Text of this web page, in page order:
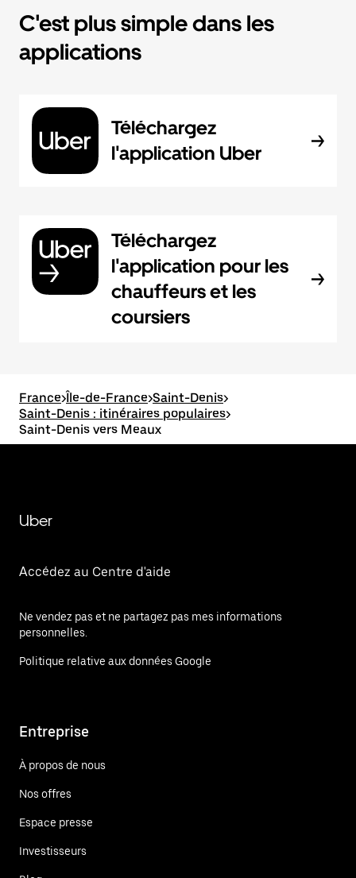
C'est plus simple dans les
applications
Téléchargez
l'application Uber
Téléchargez
l'application pour les
chauffeurs et les
coursiers
France>Île-de-France>Saint-Denis>
Saint-Denis : itinéraires populaires>
Saint-Denis vers Meaux
Uber
Accédez au Centre d'aide
Ne vendez pas et ne partagez pas mes informations
personnelles.
Politique relative aux données Google
Entreprise
À propos de nous
Nos offres
Espace presse
Investisseurs